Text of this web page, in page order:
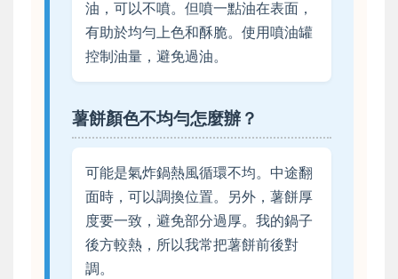
油，可以不噴。但噴一點油在表面，
有助於均勻上色和酥脆。使用噴油罐
控制油量，避免過油。
薯餅顏色不均勻怎麼辦？
可能是氣炸鍋熱風循環不均。中途翻
面時，可以調換位置。另外，薯餅厚
度要一致，避免部分過厚。我的鍋子
後方較熱，所以我常把薯餅前後對
調。